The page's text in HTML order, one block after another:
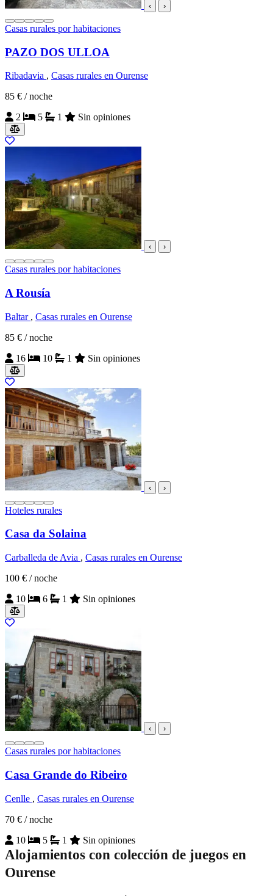
‹ ›
Casas rurales por habitaciones
PAZO DOS ULLOA
Ribadavia , Casas rurales en Ourense
85 € / noche
2
5 1 Sin opiniones
‹ ›
Casas rurales por habitaciones
A Rousía
Baltar , Casas rurales en Ourense
85 € / noche
16
10 1 Sin opiniones
‹ ›
Hoteles rurales
Casa da Solaina
Carballeda de Avia , Casas rurales en Ourense
100 € / noche
10
6 1 Sin opiniones
‹ ›
Casas rurales por habitaciones
Casa Grande do Ribeiro
Cenlle , Casas rurales en Ourense
70 € / noche
10
5 1 Sin opiniones
Alojamientos con colección de juegos en
Ourense